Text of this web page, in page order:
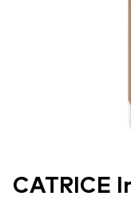
CATRICE